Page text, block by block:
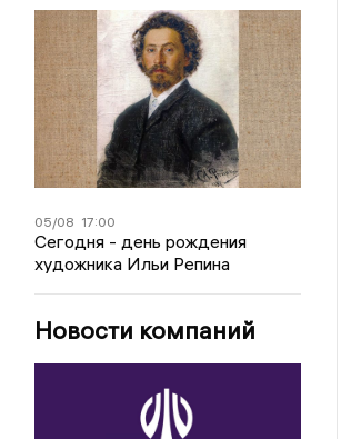
05/08 17:00
Сегодня - день рождения
художника Ильи Репина
Новости компаний